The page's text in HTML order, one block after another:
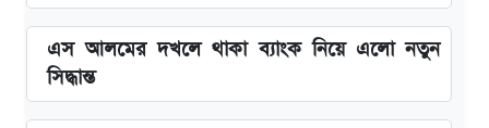
এস আলমের দখলে থাকা ব্যাংক নিয়ে এলো নতুন
সিদ্ধান্ত